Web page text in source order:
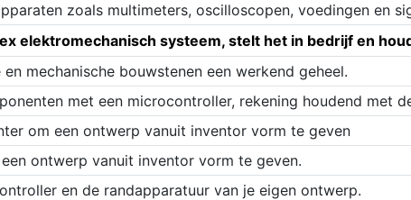
zoals multimeters, oscilloscopen, voedingen en
elektromechanisch systeem, stelt het in bedrijf en
mechanische bouwstenen een werkend geheel.
met een microcontroller, rekening houdend met
om een ontwerp vanuit inventor vorm te geven
ontwerp vanuit inventor vorm te geven.
en de randapparatuur van je eigen ontwerp.